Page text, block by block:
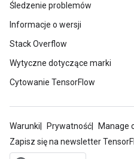
Śledzenie problemów
Informacje o wersji
Stack Overflow
Wytyczne dotyczące marki
Cytowanie TensorFlow
Warunki Prywatność
Manage
Zapisz się na newsletter